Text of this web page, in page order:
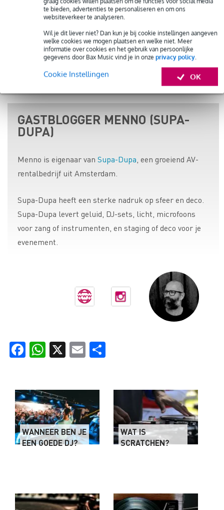
te bieden, advertenties te personaliseren en om ons
websiteverkeer te analyseren.
Wil je dit liever niet? Dan kun je bij cookie instellingen aangeven
welke cookies we mogen plaatsen en welke niet. Meer
informatie over cookies en het gebruik van persoonlijke
gegevens door Bax Music vind je in onze privacy policy.
OK
Cookie Instellingen
» Wat is de beste DJ-mixer voor mij?
» Wat is de beste DJ-draaitafel voor mij?
» Wat is de beste DJ-controller voor mij?
» Wat is de beste DJ CD- of Mediaspeler voor mij?
GASTBLOGGER MENNO (SUPA-
DUPA)
Menno is eigenaar van Supa-Dupa, een groeiend AV-
rentalbedrijf uit Amsterdam.
Supa-Dupa heeft een sterke nadruk op sfeer en deco.
Supa-Dupa levert geluid, DJ-sets, licht, microfoons
voor zang of instrumenten, en staging of deco voor je
evenement.
FacebookWhatsApp Email
WANNEER BEN JE
EEN GOEDE DJ?
WAT IS
SCRATCHEN?